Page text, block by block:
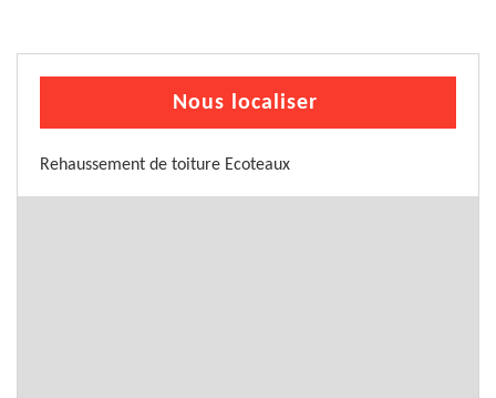
Nous localiser
Rehaussement de toiture Ecoteaux